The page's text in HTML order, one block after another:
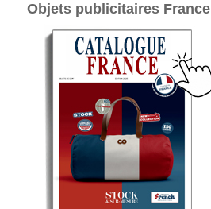
Objets publicitaires France